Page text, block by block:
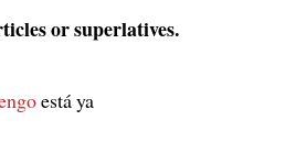
or superlatives.
está ya